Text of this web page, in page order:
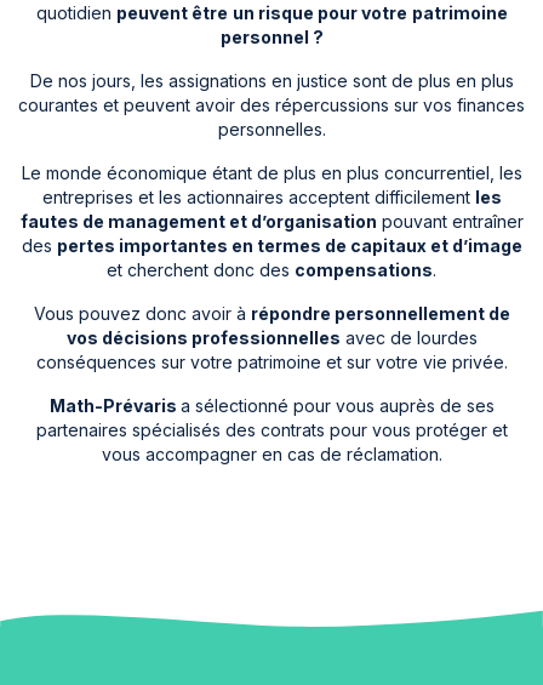
quotidien peuvent être un risque pour votre patrimoine
personnel ?
De nos jours, les assignations en justice sont de plus en plus
courantes et peuvent avoir des répercussions sur vos finances
personnelles.
Le monde économique étant de plus en plus concurrentiel, les
entreprises et les actionnaires acceptent difficilement les
fautes de management et d’organisation pouvant entraîner
des pertes importantes en termes de capitaux et d’image
et cherchent donc des compensations.
Vous pouvez donc avoir à répondre personnellement de
vos décisions professionnelles avec de lourdes
conséquences sur votre patrimoine et sur votre vie privée.
Math-Prévaris a sélectionné pour vous auprès de ses
partenaires spécialisés des contrats pour vous protéger et
vous accompagner en cas de réclamation.